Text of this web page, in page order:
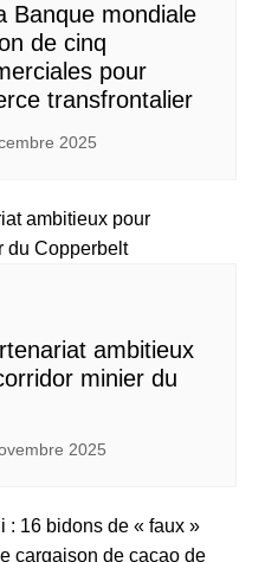
Banque mondiale
de cinq
pour
transfrontalier
2025
ambitieux
minier du
2025